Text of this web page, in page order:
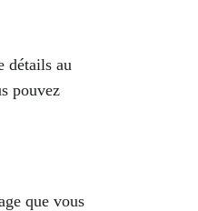
détails au
pouvez
que vous